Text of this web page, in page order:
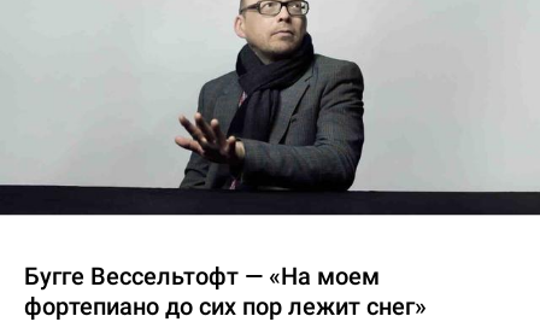
Бугге Вессельтофт — «На моем
фортепиано до сих пор лежит снег»